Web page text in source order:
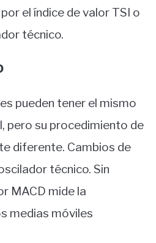
el índice de valor TSI o
técnico.
pueden tener el mismo
pero su procedimiento de
diferente. Cambios de
técnico. Sin
MACD mide la
medias móviles